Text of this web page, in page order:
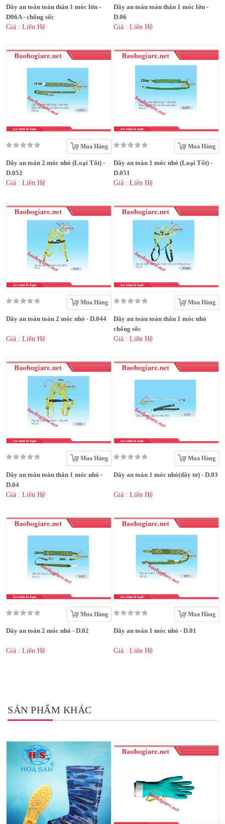
Dây an toàn toàn thân 1 móc lớn -
D06A - chống sốc
Giá : Liên Hệ
Dây an toàn toàn thân 1 móc lớn -
D.06
Giá : Liên Hệ
Mua Hàng
Dây an toàn 2 móc nhỏ (Loại Tốt) -
D.052
Giá : Liên Hệ
Mua Hàng
Dây an toàn 1 móc nhỏ (Loại Tốt) -
D.051
Giá : Liên Hệ
Mua Hàng
Dây an toàn toàn 2 móc nhỏ - D.044
Giá : Liên Hệ
Mua Hàng
Dây an toàn toàn thân 1 móc nhỏ
chống sốc
Giá : Liên Hệ
Mua Hàng
Dây an toàn toàn thân 1 móc nhỏ -
D.04
Giá : Liên Hệ
Mua Hàng
Dây an toàn 1 móc nhỏ(dây tơ) - D.03
Giá : Liên Hệ
Mua Hàng
Dây an toàn 2 móc nhỏ - D.02
Giá : Liên Hệ
Mua Hàng
Dây an toàn 1 móc nhỏ - D.01
Giá : Liên Hệ
SẢN PHẨM KHÁC